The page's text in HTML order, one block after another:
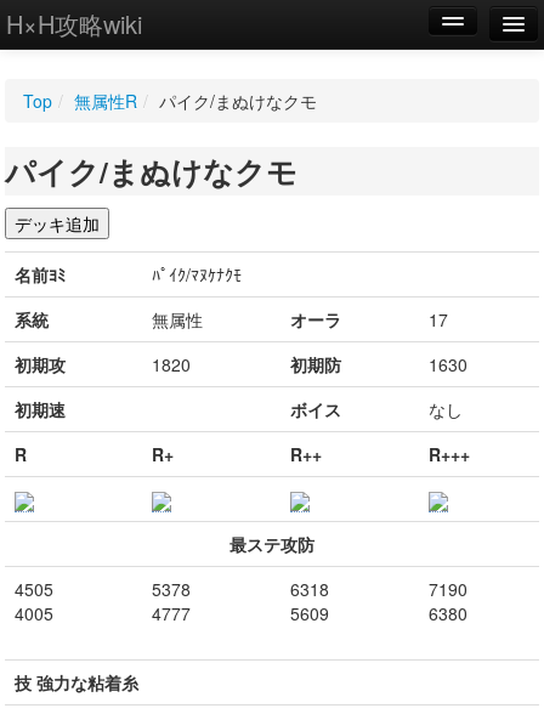
H×H攻略wiki
WIKI
設定
Top / 無属性R / パイク/まぬけなクモ
パイク/まぬけなクモ
名前ﾖﾐ
ﾊﾟｲｸ/ﾏﾇｹﾅｸﾓ
系統
無属性 オーラ
17
初期攻
1820 初期防
1630
初期速
ボイス
なし
R
R+ R++ R+++
最ステ攻防
4505
4005
5378
4777
6318
5609
7190
6380
技 強力な粘着糸